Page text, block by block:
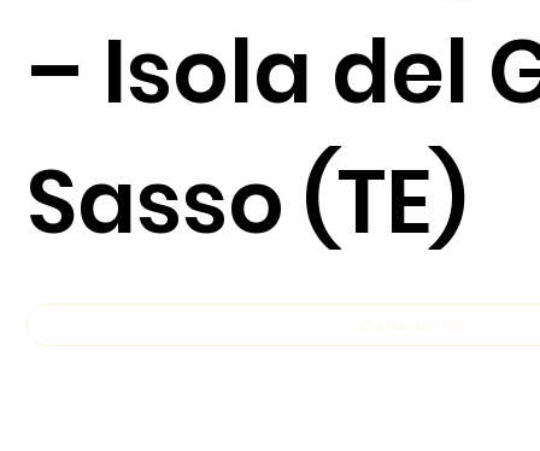
Reserve your Stay
– Isola del
Sasso (TE)